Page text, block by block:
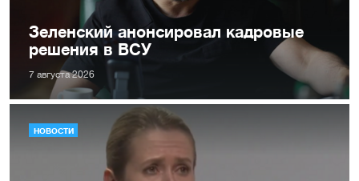
Зеленский анонсировал кадровые
решения в ВСУ
7 августа 2026
НОВОСТИ